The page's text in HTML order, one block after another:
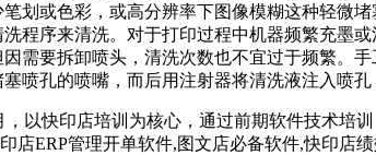
划或色彩，或高分辨率下图像模糊这种轻微
程序来清洗。对于打印过程中机器频繁充墨
需要拆卸喷头，清洗次数也不宜过于频繁。
喷孔的喷嘴，而后用注射器将清洗液注入喷
，以快印店培训为核心，通过前期软件技术培
店ERP管理开单软件,图文店必备软件,快印店